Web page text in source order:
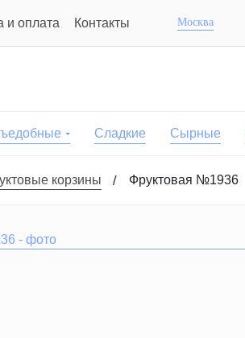
и оплата Контакты Москва
Сладкие Сырные
корзины Фруктовая №1936